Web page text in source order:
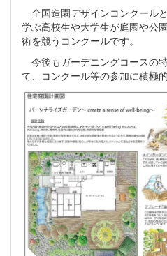
全国造園デザインコンクール
学ぶ高校生や大学生が庭園や公
術を競うコンクールです。
今後もガーデニングコースの
て、コンクール等の参加に積極